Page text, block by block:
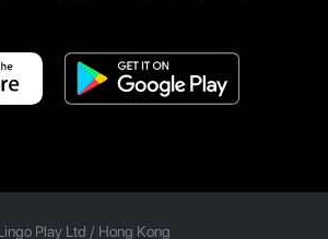
Play Ltd / Hong Kong